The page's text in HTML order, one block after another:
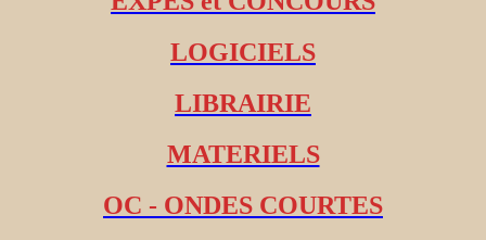
LOGICIELS
LIBRAIRIE
MATERIELS
OC - ONDES COURTES